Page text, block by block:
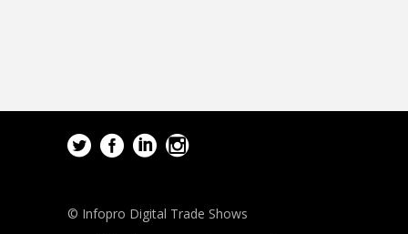
© Infopro Digital Trade Shows